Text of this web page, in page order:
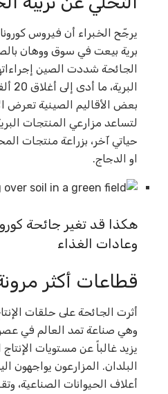
يرجّح الخبراء أن فيروس
برية بيعت في سوق ووهان
الجائحة شددت الصين
بعض الأقاليم الصينية تعرض
لتساعد مزارعي المنتجات
حياتي آخر، بزراعة منتجات
او الدجاج.
هكذا قد تغير جائحة
وعادات الغذاء
قطاعات أكثر
أثرت الجائحة على حلقات
وهي صناعة تمد العالم في عصر
يزيد غالباً عن مستويات
البلدان. المزارعون يواجهون
أعلاف الحيوانات الصناعية،